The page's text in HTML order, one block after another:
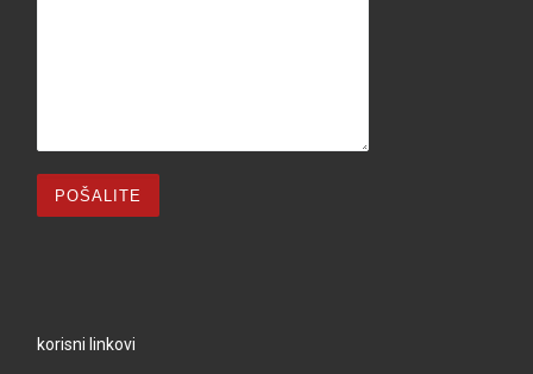
korisni linkovi